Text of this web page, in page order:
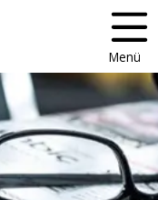
Menü